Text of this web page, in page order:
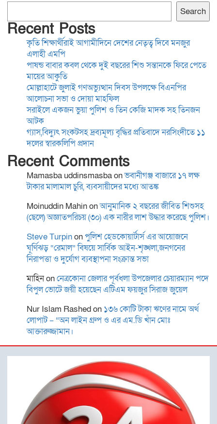
গ্যাস,বিদ্যুৎ সংকটসহ দ্রব্যমূল্য
বৃদ্ধির প্রতিবাদে নরসিংদীতে ১১
দলের স্বারকলিপি প্রদান
সাংবাদিকতা পেশার অস্তিত্ব রক্ষায়
অবিলম্বে গণমাধ্যম কমিশন গঠন
করুন
কুমিল্লা-৫ আসনের এমপি হাজী
জসিম উদ্দিনকে নিয়ে ড. মোবারক
হোসাইনের বক্তব্যে সামাজিক
যোগাযোগমাধ্যমে প্রতিবাদ
“বৈষম্য আন্দোলন ইতিহাসে
বৈষম্যের শিকার:-
বিদ্যুৎস্পৃষ্টে প্রাণ গেল দুই
কিশোরের
রোটারী ক্লাব অব কুমিল্লা রয়েলের
আছিয়া গণি বালিকা উচ্চ
বিদ্যালয়ে বৃক্ষরোপন ও বিতরণ
Search
Recent Posts
কৃতি শিক্ষার্থীরাই আগামীদিনে দেশের নেতৃত্ব দিবে মনজুর
এলাহী এমপি
পাষন্ড বাবার কবল থেকে দুই বছরের শিশু সন্তানকে ফিরে পেতে
মায়ের আকুতি
মোল্লাহাটে জুলাই গণঅভ্যুত্থান দিবস উপলক্ষে বিএনপির
আলোচনা সভা ও দোয়া মাহফিল
সরাইলে একজন ভুয়া পুলিশ ও তিন কেজি মাদক সহ তিনজন
আটক
গ্যাস,বিদ্যুৎ সংকটসহ দ্রব্যমূল্য বৃদ্ধির প্রতিবাদে নরসিংদীতে ১১
দলের স্বারকলিপি প্রদান
Recent Comments
Mamasba uddinsmasbaonভবানীগঞ্জ বাজারে ১৭ লক্ষ
টাকার মালামাল চুরি, ব্যবসায়ীদের মধ্যে আতঙ্ক
Moinuddin Mahinonআনুমানিক ২ বছরের জীবিত শিশুসহ
(ছেলে) অজ্ঞাতপরিচয় (৩০) এক নারীর লাশ উদ্ধার করেছে পুলিশ।
Steve Turpinonপুলিশ হেডকোয়ার্টার্স এর আয়োজনে
ঘূর্ণিঝড় “রেমাল” বিষয়ে সার্বিক আইন-শৃঙ্খলা,জনগনের
নিরাপত্তা ও দুর্যোগ ব্যবস্থাপনা সংক্রান্ত সভা
মাহিনonনেত্রকোনা জেলার পূর্বধলা উপজেলার চেয়ারম্যান পদে
বিপুল ভোটে জয়ী হয়েছেন এটিএম ফয়জুর সিরাজ জুয়েল
Nur Islam Rashedon ১৩৬ কোটি টাকা ঋণের নামে অর্থ
লোপাট – “অন লাইন গ্রুপ ও এর এম.ডি খাঁন মোঃ
আক্তারুজ্জামান।